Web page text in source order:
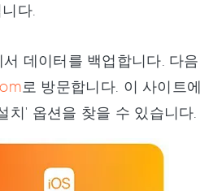
다.
서 데이터를 백업합니다. 다음
로 방문합니다. 이 사이트에
치' 옵션을 찾을 수 있습니다.